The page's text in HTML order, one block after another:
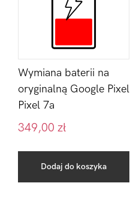
Wymiana baterii na
oryginalną Google Pixel
Pixel 7a
349,00 zł
Dodaj do koszyka